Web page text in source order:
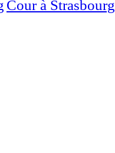
Cour à Strasbourg